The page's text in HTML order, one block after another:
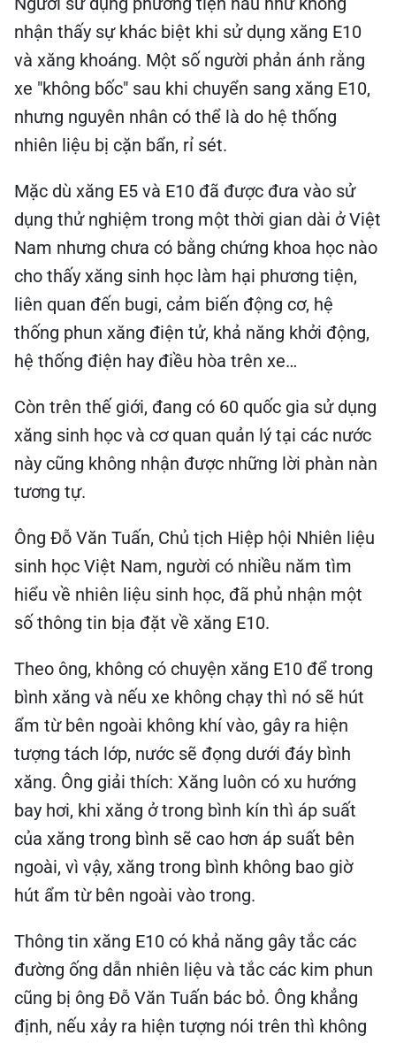
nhận thấy sự khác biệt khi sử dụng xăng E10
và xăng khoáng. Một số người phản ánh rằng
xe "không bốc" sau khi chuyển sang xăng E10,
nhưng nguyên nhân có thể là do hệ thống
nhiên liệu bị cặn bẩn, rỉ sét.
Mặc dù xăng E5 và E10 đã được đưa vào sử
dụng thử nghiệm trong một thời gian dài ở Việt
Nam nhưng chưa có bằng chứng khoa học nào
cho thấy xăng sinh học làm hại phương tiện,
liên quan đến bugi, cảm biến động cơ, hệ
thống phun xăng điện tử, khả năng khởi động,
hệ thống điện hay điều hòa trên xe…
Còn trên thế giới, đang có 60 quốc gia sử dụng
xăng sinh học và cơ quan quản lý tại các nước
này cũng không nhận được những lời phàn nàn
tương tự.
Ông Đỗ Văn Tuấn, Chủ tịch Hiệp hội Nhiên liệu
sinh học Việt Nam, người có nhiều năm tìm
hiểu về nhiên liệu sinh học, đã phủ nhận một
số thông tin bịa đặt về xăng E10.
Theo ông, không có chuyện xăng E10 để trong
bình xăng và nếu xe không chạy thì nó sẽ hút
ẩm từ bên ngoài không khí vào, gây ra hiện
tượng tách lớp, nước sẽ đọng dưới đáy bình
xăng. Ông giải thích: Xăng luôn có xu hướng
bay hơi, khi xăng ở trong bình kín thì áp suất
của xăng trong bình sẽ cao hơn áp suất bên
ngoài, vì vậy, xăng trong bình không bao giờ
hút ẩm từ bên ngoài vào trong.
Thông tin xăng E10 có khả năng gây tắc các
đường ống dẫn nhiên liệu và tắc các kim phun
cũng bị ông Đỗ Văn Tuấn bác bỏ. Ông khẳng
định, nếu xảy ra hiện tượng nói trên thì không